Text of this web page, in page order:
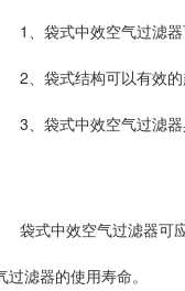
1、袋式中效空气过滤
2、袋式结构可以有效
3、袋式中效空气过滤
袋式中效空气过滤器可
过滤器的使用寿命。